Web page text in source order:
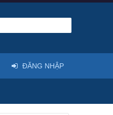
ĐĂNG NHẬP